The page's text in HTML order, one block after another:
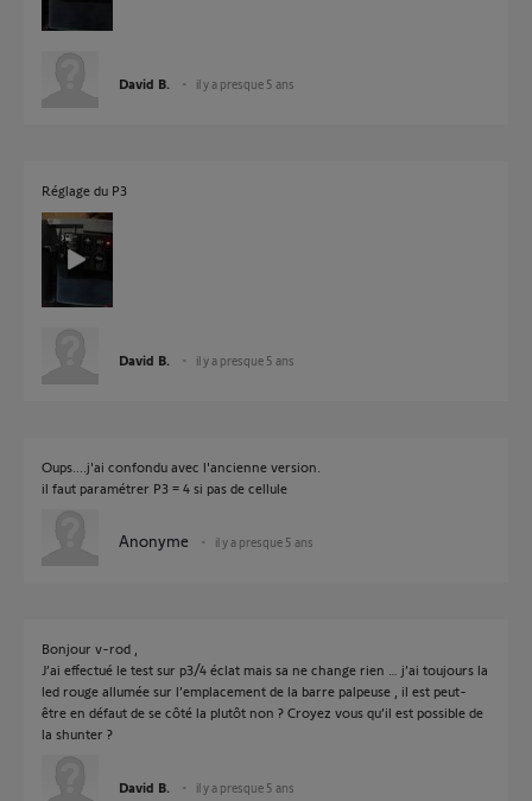
David B. il y a presque 5 ans
Réglage du P3
David B. il y a presque 5 ans
Oups....j'ai confondu avec l'ancienne version.
il faut paramétrer P3 = 4 si pas de cellule
Anonyme il y a presque 5 ans
Bonjour v-rod ,
J’ai effectué le test sur p3/4 éclat mais sa ne change rien … j’ai toujours la
led rouge allumée sur l’emplacement de la barre palpeuse , il est peut-
être en défaut de se côté la plutôt non ? Croyez vous qu’il est possible de
la shunter ?
David B. il y a presque 5 ans